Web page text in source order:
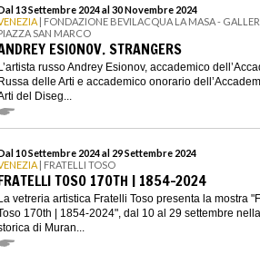
13 Settembre 2024 al 30 Novembre 2024
| FONDAZIONE BEVILACQUA LA MASA -
SAN MARCO
ESIONOV. STRANGERS
russo Andrey Esionov, accademico
delle Arti e accademico onorario
del Diseg...
10 Settembre 2024 al 29 Settembre 2024
| FRATELLI TOSO
TOSO 170TH | 1854-2024
vetreria artistica Fratelli Toso presenta la mostra
170th | 1854-2024", dal 10 al 29 settembre
di Muran...